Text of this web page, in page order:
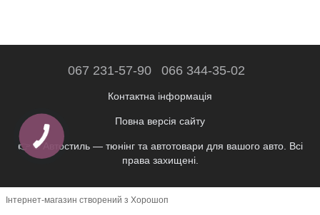
067 231-57-90 066 344-35-02
Контактна інформація
Повна версія сайту
👉 © Автостиль — тюнінг та автотовари для вашого авто. Всі
права захищені.
Інтернет-магазин створений з Хорошоп